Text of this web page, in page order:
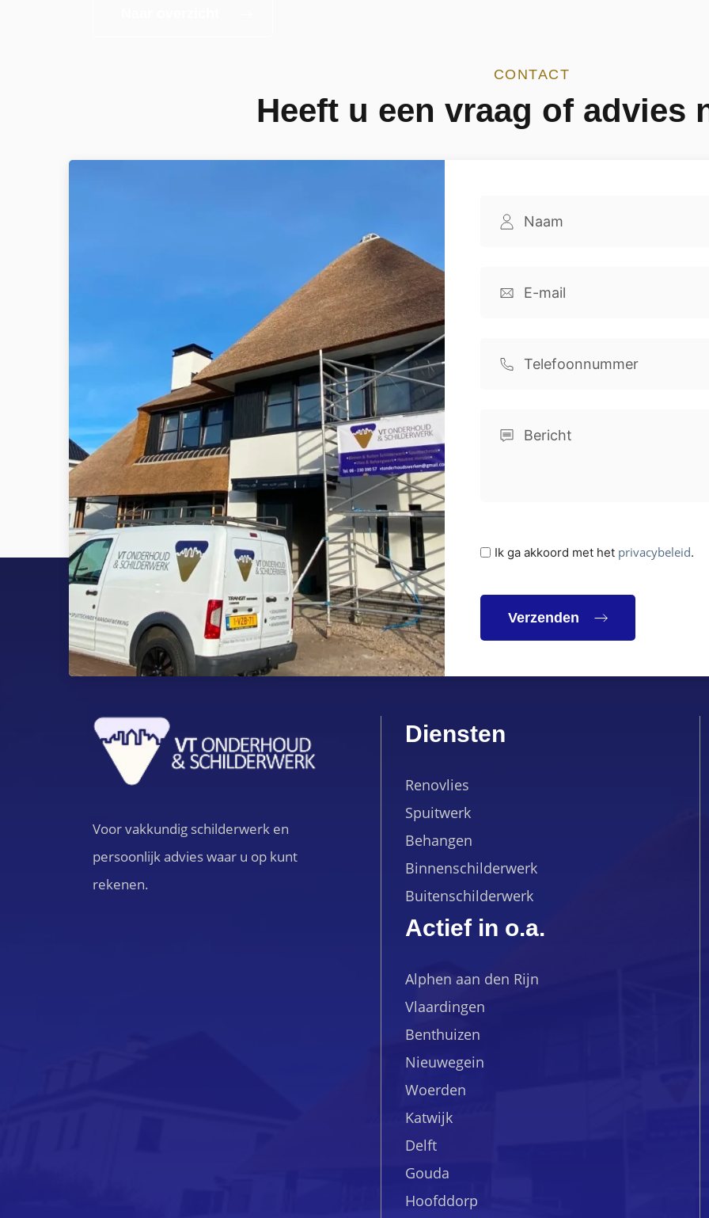
CONTACT
Heeft u een vraag of advies
(Vereist)
(Vereist)
(Vereist)
(Vereist)
Ik ga akkoord met het privacybeleid.
Voor vakkundig schilderwerk en
persoonlijk advies waar u op kunt
rekenen.
Diensten
Renovlies
Spuitwerk
Behangen
Binnenschilderwerk
Buitenschilderwerk
Actief in o.a.
Alphen aan den Rijn
Vlaardingen
Benthuizen
Nieuwegein
Woerden
Katwijk
Delft
Gouda
Hoofddorp